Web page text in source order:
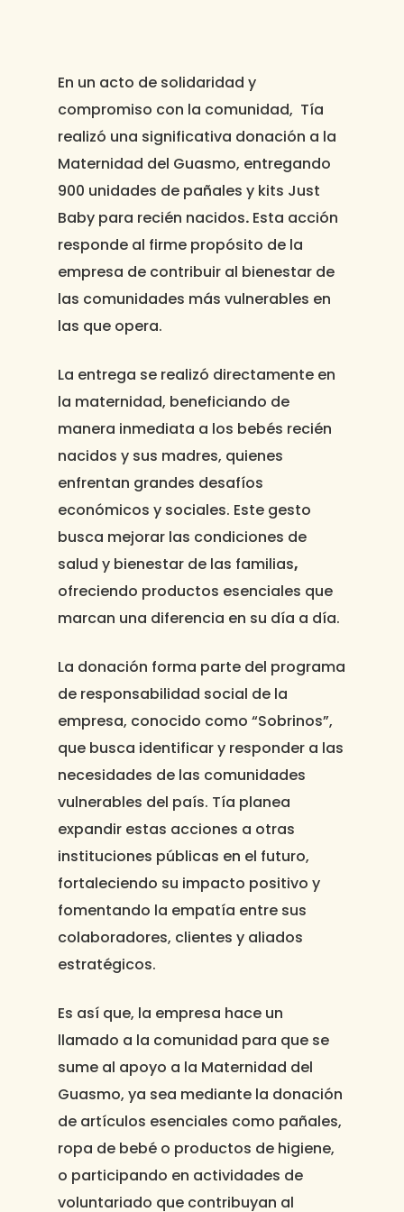
En un acto de solidaridad y
compromiso con la comunidad, Tía
realizó una significativa donación a la
Maternidad del Guasmo, entregando
900 unidades de pañales y kits Just
Baby para recién nacidos. Esta acción
responde al firme propósito de la
empresa de contribuir al bienestar de
las comunidades más vulnerables en
las que opera.
La entrega se realizó directamente en
la maternidad, beneficiando de
manera inmediata a los bebés recién
nacidos y sus madres, quienes
enfrentan grandes desafíos
económicos y sociales. Este gesto
busca mejorar las condiciones de
salud y bienestar de las familias,
ofreciendo productos esenciales que
marcan una diferencia en su día a día.
La donación forma parte del programa
de responsabilidad social de la
empresa, conocido como “Sobrinos”,
que busca identificar y responder a las
necesidades de las comunidades
vulnerables del país. Tía planea
expandir estas acciones a otras
instituciones públicas en el futuro,
fortaleciendo su impacto positivo y
fomentando la empatía entre sus
colaboradores, clientes y aliados
estratégicos.
Es así que, la empresa hace un
llamado a la comunidad para que se
sume al apoyo a la Maternidad del
Guasmo, ya sea mediante la donación
de artículos esenciales como pañales,
ropa de bebé o productos de higiene,
o participando en actividades de
voluntariado que contribuyan al